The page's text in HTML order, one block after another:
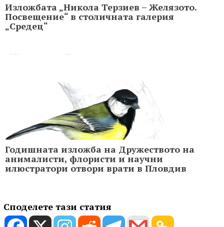
Изложбата „Никола Терзиев – Желязото.
Посвещение“ в столичната галерия
„Средец“
Годишната изложба на Дружеството на
анималисти, флористи и научни
илюстратори отвори врати в Пловдив
Споделете тази статия